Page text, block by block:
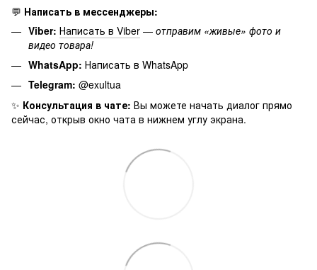
💬 Написать в мессенджеры:
Viber: Написать в Viber — отправим «живые» фото и
видео товара!
WhatsApp: Написать в WhatsApp
Telegram: @exultua
✨ Консультация в чате: Вы можете начать диалог прямо
сейчас, открыв окно чата в нижнем углу экрана.